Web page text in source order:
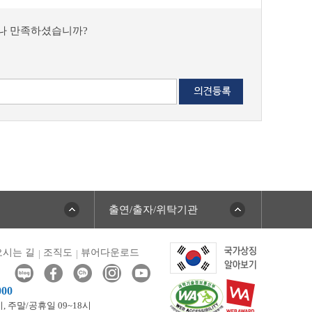
만족하셨습니까?
출연/출자/위탁기관
시는 길 조직도 뷰어다운로드
, 주말/공휴일 09~18시